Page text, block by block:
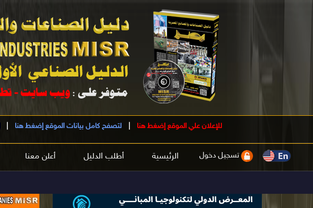
للإعلان علي الموقع إضغط هنا لتصفح كامل بيانات الموقع إضغط هنا
الرئيسية أطلب الدليل أعلن معنا تسجيل دخول